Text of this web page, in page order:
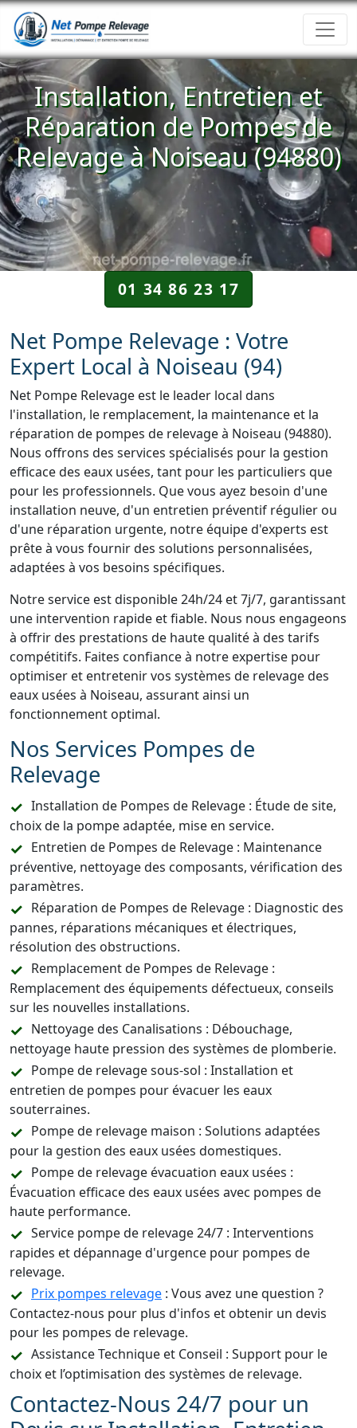
Installation, Entretien et
Réparation de Pompes de
Relevage à Noiseau (94880)
01 34 86 23 17
Net Pompe Relevage : Votre
Expert Local à Noiseau (94)
Net Pompe Relevage est le leader local dans
l'installation, le remplacement, la maintenance et la
réparation de pompes de relevage à Noiseau (94880).
Nous offrons des services spécialisés pour la gestion
efficace des eaux usées, tant pour les particuliers que
pour les professionnels. Que vous ayez besoin d'une
installation neuve, d'un entretien préventif régulier ou
d'une réparation urgente, notre équipe d'experts est
prête à vous fournir des solutions personnalisées,
adaptées à vos besoins spécifiques.
Notre service est disponible 24h/24 et 7j/7, garantissant
une intervention rapide et fiable. Nous nous engageons
à offrir des prestations de haute qualité à des tarifs
compétitifs. Faites confiance à notre expertise pour
optimiser et entretenir vos systèmes de relevage des
eaux usées à Noiseau, assurant ainsi un
fonctionnement optimal.
Nos Services Pompes de
Relevage
Installation de Pompes de Relevage : Étude de site,
choix de la pompe adaptée, mise en service.
Entretien de Pompes de Relevage : Maintenance
préventive, nettoyage des composants, vérification des
paramètres.
Réparation de Pompes de Relevage : Diagnostic des
pannes, réparations mécaniques et électriques,
résolution des obstructions.
Remplacement de Pompes de Relevage :
Remplacement des équipements défectueux, conseils
sur les nouvelles installations.
Nettoyage des Canalisations : Débouchage,
nettoyage haute pression des systèmes de plomberie.
Pompe de relevage sous-sol : Installation et
entretien de pompes pour évacuer les eaux
souterraines.
Pompe de relevage maison : Solutions adaptées
pour la gestion des eaux usées domestiques.
Pompe de relevage évacuation eaux usées :
Évacuation efficace des eaux usées avec pompes de
haute performance.
Service pompe de relevage 24/7 : Interventions
rapides et dépannage d'urgence pour pompes de
relevage.
Prix pompes relevage : Vous avez une question ?
Contactez-nous pour plus d'infos et obtenir un devis
pour les pompes de relevage.
Assistance Technique et Conseil : Support pour le
choix et l’optimisation des systèmes de relevage.
Contactez-Nous 24/7 pour un